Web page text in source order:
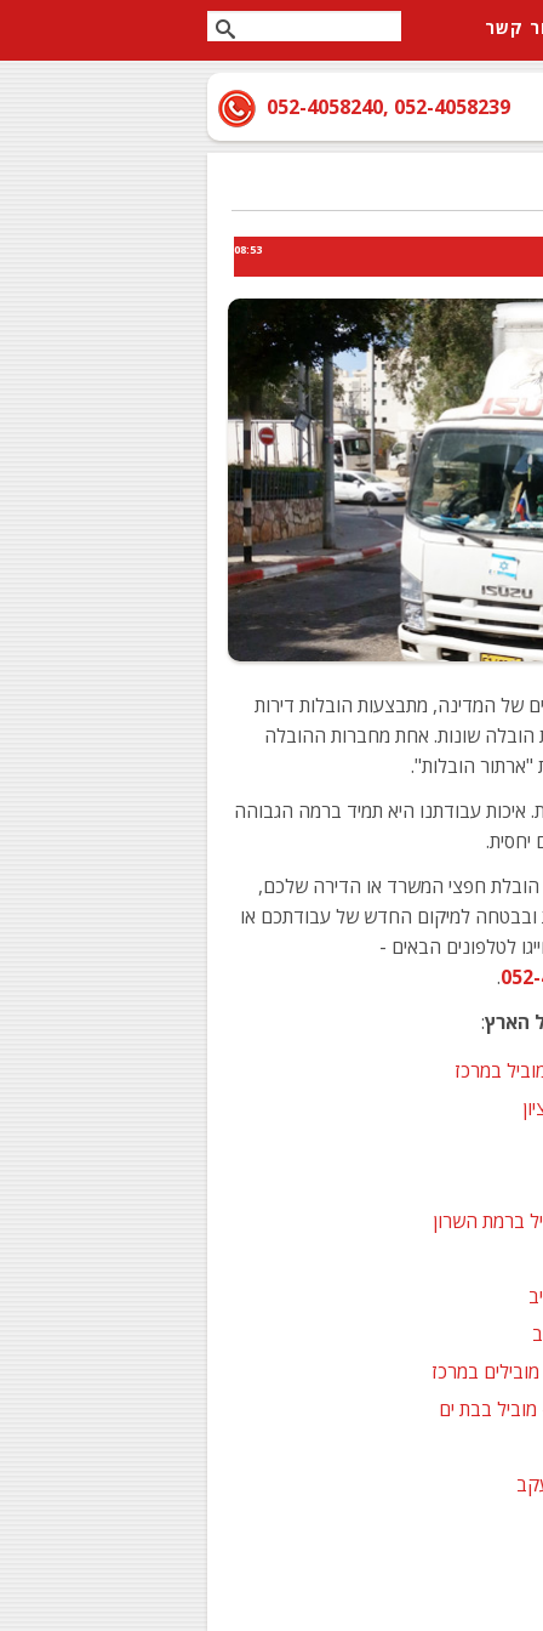
קשר
052-4058239
,
052-4058240
08:53
של המדינה, מתבצעות הובלות דירות
הובלה שונות. אחת מחברות ההובלה
הובלות".
ודירות בגדרה כ- 17 שנה ברציפות. איכות עבודתנו היא תמיד ברמה הגבוהה
יחסית.
הובלת חפצי המשרד או הדירה שלכם,
ובבטחה למיקום החדש של עבודתכם או
לטלפונים הבאים -
.
הארץ:
במרכז
ברמת השרון
במרכז
מוביל בבת ים